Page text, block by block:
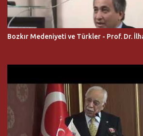
Bozkır Medeniyeti ve Türkler - Prof. Dr.